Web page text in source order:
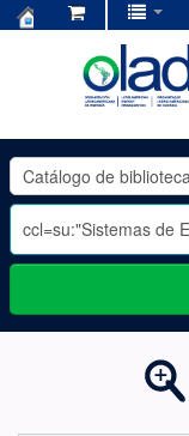
OLADE
-